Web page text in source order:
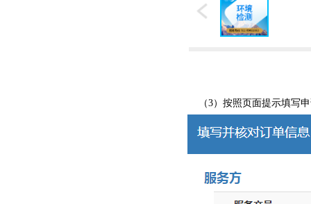
（3）按照页面提示填写申